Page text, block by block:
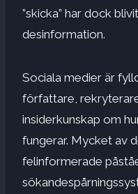
”skicka” har dock
desinformation.
Sociala medier är
författare
insiderkunskap om
fungerar. Mycket av
felinformerade